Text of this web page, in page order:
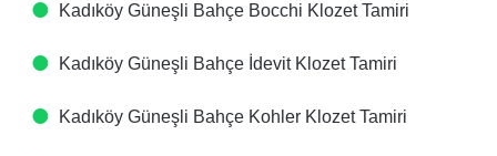
Kadıköy Güneşli Bahçe Bocchi Klozet Tamiri
Kadıköy Güneşli Bahçe İdevit Klozet Tamiri
Kadıköy Güneşli Bahçe Kohler Klozet Tamiri